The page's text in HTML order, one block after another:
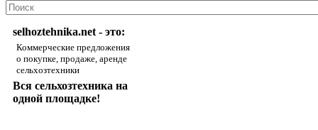
selhoztehnika.net - это:
Коммерческие предложения
о покупке, продаже, аренде
сельхозтехники
Вся сельхозтехника на
одной площадке!